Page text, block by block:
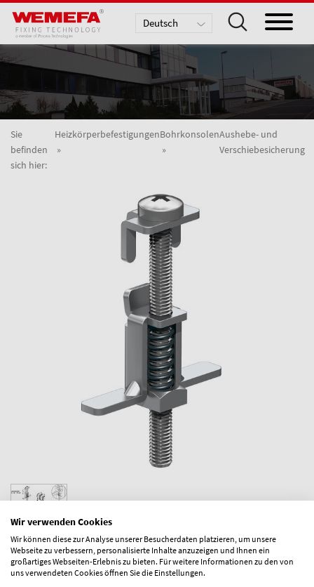
Sie
befinden
sich hier:
HeizkörperbefestigungenBohrkonsolenAushebe- und
Verschiebesicherung
Downloads
Montageanleitung
Deutsch
Nederlands
Wir verwenden Cookies
Wir können diese zur Analyse unserer Besucherdaten platzieren, um unsere
Webseite zu verbessern, personalisierte Inhalte anzuzeigen und Ihnen ein
großartiges Webseiten-Erlebnis zu bieten. Für weitere Informationen zu den von
uns verwendeten Cookies öffnen Sie die Einstellungen.